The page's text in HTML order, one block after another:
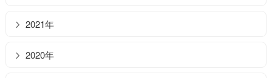
2021年
2020年